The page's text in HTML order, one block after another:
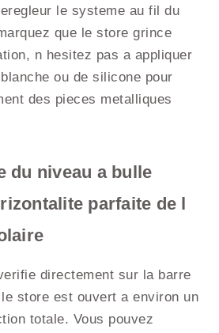
le systeme au fil du
que le store grince
n hesitez pas a appliquer
ou de silicone pour
des pieces metalliques
du niveau a bulle
parfaite de l
directement sur la barre
store est ouvert a environ un
totale. Vous pouvez